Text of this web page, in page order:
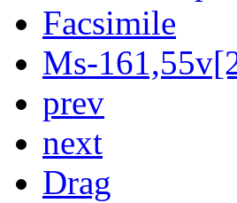
Facsimile
Ms-
prev
next
Drag